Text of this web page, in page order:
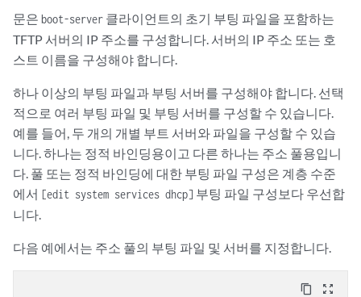
문은 boot-server 클라이언트의 초기 부팅 파일을 포함하는
TFTP 서버의 IP 주소를 구성합니다. 서버의 IP 주소 또는 호
스트 이름을 구성해야 합니다.
하나 이상의 부팅 파일과 부팅 서버를 구성해야 합니다. 선택
적으로 여러 부팅 파일 및 부팅 서버를 구성할 수 있습니다.
예를 들어, 두 개의 개별 부트 서버와 파일을 구성할 수 있습
니다. 하나는 정적 바인딩용이고 다른 하나는 주소 풀용입니
다. 풀 또는 정적 바인딩에 대한 부팅 파일 구성은 계층 수준
에서 [edit system services dhcp] 부팅 파일 구성보다 우선합
니다.
다음 예에서는 주소 풀의 부팅 파일 및 서버를 지정합니다.
content_copy zoom_out_map